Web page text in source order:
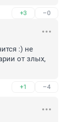
+3 –0
:) не
от злых,
+1 –4